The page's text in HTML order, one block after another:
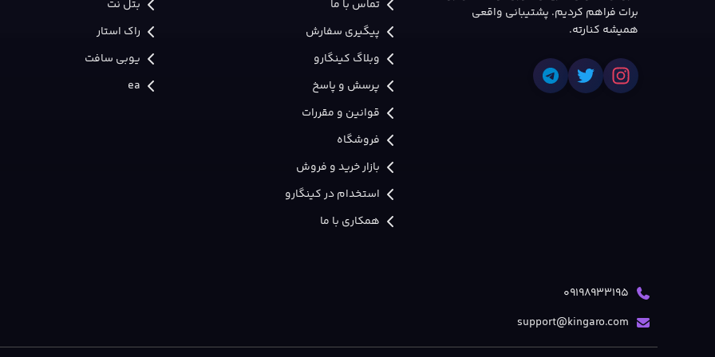
برات فراهم کردیم. پشتیبانی واقعی
همیشه کنارته.
تماس با ما
پیگیری سفارش
وبلاگ کینگارو
پرسش و پاسخ
قوانین و مقررات
فروشگاه
بازار خرید و فروش
استخدام در کینگارو
همکاری با ما
بتل نت
راک استار
یوبی سافت
ea
09198933195
support@kingaro.com